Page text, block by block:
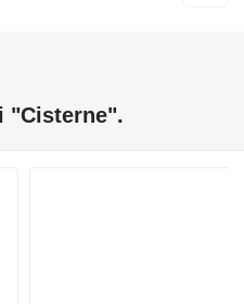
"Cisterne".